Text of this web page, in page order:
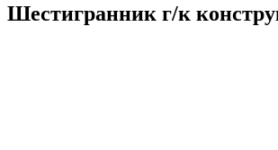
Шестигранник г/к